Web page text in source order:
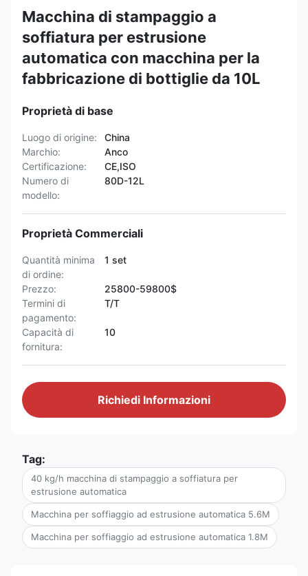
Macchina di stampaggio a
soffiatura per estrusione
automatica con macchina per la
fabbricazione di bottiglie da 10L
Proprietà di base
Luogo di origine:
China
Marchio:
Anco
Certificazione:
CE,ISO
Numero di
modello:
80D-12L
Proprietà Commerciali
Quantità minima
di ordine:
1 set
Prezzo:
25800-59800$
Termini di
pagamento:
T/T
Capacità di
fornitura:
10
Richiedi Informazioni
Tag:
40 kg/h macchina di stampaggio a soffiatura per
estrusione automatica
Macchina per soffiaggio ad estrusione automatica 5.6M
Macchina per soffiaggio ad estrusione automatica 1.8M